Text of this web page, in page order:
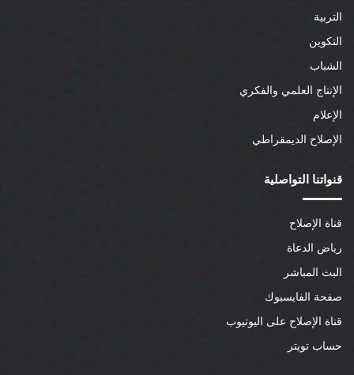
التربية
التكوين
الشباب
الإنتاج العلمي والفكري
الإعلام
الإصلاح الديمقراطي
قنواتنا التواصلية
قناة الإصلاح
رياض الدعاة
البث المباشر
صفحة الفايسبوك
قناة الإصلاح على اليوتيوب
حساب تويتر